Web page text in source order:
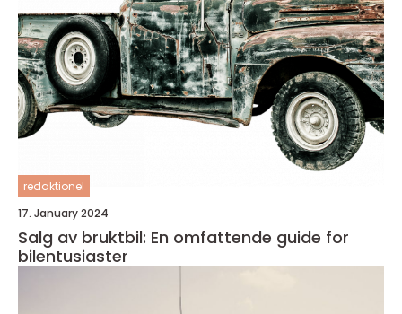
redaktionel
17. January 2024
Salg av bruktbil: En omfattende guide for
bilentusiaster